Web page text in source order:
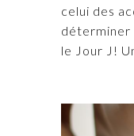
celui des
déterminer
le Jour J!